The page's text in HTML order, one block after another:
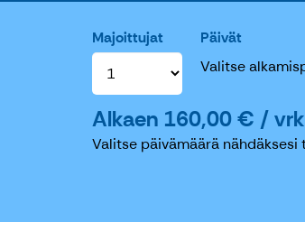
Majoittujat
Päivät
Valitse
Alkaen 160,00 € / vrk
Valitse päivämäärä